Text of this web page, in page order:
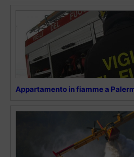
Appartamento in fiamme a